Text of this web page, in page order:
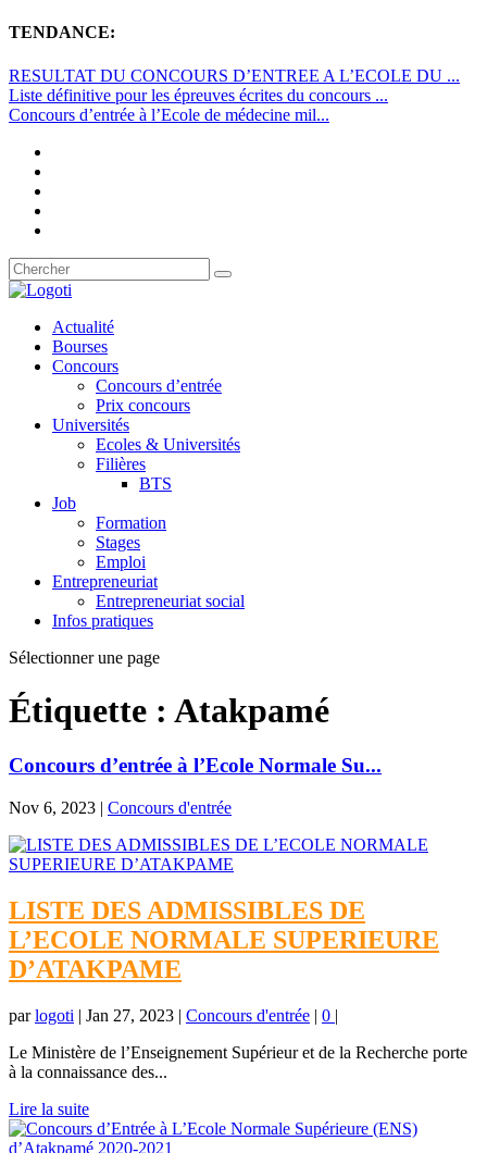
TENDANCE:
RESULTAT DU CONCOURS D’ENTREE A L’ECOLE DU ...
Liste définitive pour les épreuves écrites du concours ...
Concours d’entrée à l’Ecole de médecine mil...
Actualité
Bourses
Concours
Concours d’entrée
Prix concours
Universités
Ecoles & Universités
Filières
BTS
Job
Formation
Stages
Emploi
Entrepreneuriat
Entrepreneuriat social
Infos pratiques
Sélectionner une page
Étiquette : Atakpamé
Concours d’entrée à l’Ecole Normale Su...
Nov 6, 2023 | Concours d'entrée
LISTE DES ADMISSIBLES DE
L’ECOLE NORMALE SUPERIEURE
D’ATAKPAME
parlogoti | Jan 27, 2023 | Concours d'entrée | 0 |
Le Ministère de l’Enseignement Supérieur et de la Recherche porte
à la connaissance des...
Lire la suite